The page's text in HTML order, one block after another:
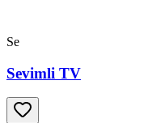
Se
Sevimli TV